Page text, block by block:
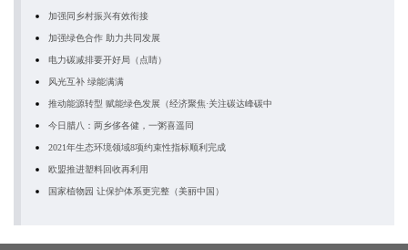
加强同乡村振兴有效衔接
加强绿色合作 助力共同发展
电力碳减排要开好局（点睛）
风光互补 绿能满满
推动能源转型 赋能绿色发展（经济聚焦·关注碳达峰碳中
今日腊八：两乡侈各健，一粥喜遥同
2021年生态环境领域8项约束性指标顺利完成
欧盟推进塑料回收再利用
国家植物园 让保护体系更完整（美丽中国）